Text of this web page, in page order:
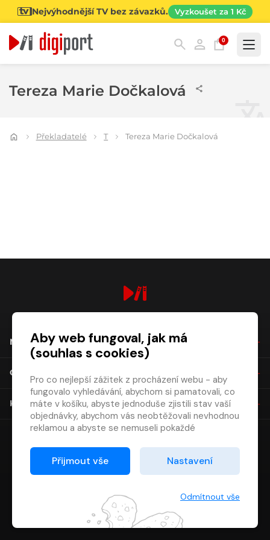
Nejvýhodnější TV bez závazků. Vyzkoušet za 1 Kč
0
Tereza Marie Dočkalová
Překladatelé T Tereza Marie Dočkalová
NÁKUP
O SPOLEČNOSTI
KONTAKT
Aby web fungoval, jak má
(souhlas s cookies)
Pro co nejlepší zážitek z procházení webu - aby
fungovalo vyhledávání, abychom si pamatovali, co
máte v košíku, abyste jednoduše zjistili stav vaší
objednávky, abychom vás neobtěžovali nevhodnou
reklamou a abyste se nemuseli pokaždé
Proto od vás potřebujeme souhlas se
zpracováním souborů cookies
Děkujeme, že nám ho dáte a pomůžete nám tak
Přijmout vše Nastavení
Odmítnout vše